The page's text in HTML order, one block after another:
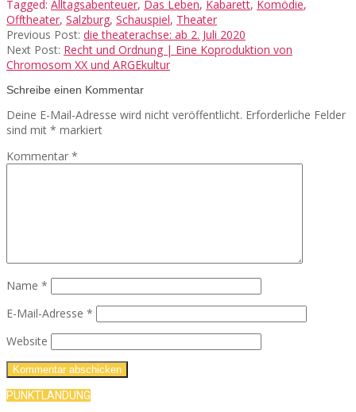
16
Tagged: Alltagsabenteuer, Das Leben, Kabarett, Komödie,
Offtheater, Salzburg, Schauspiel, Theater
Previous Post: die theaterachse: ab 2. Juli 2020
Next Post: Recht und Ordnung | Eine Koproduktion von
Chromosom XX und ARGEkultur
Schreibe einen Kommentar
Deine E-Mail-Adresse wird nicht veröffentlicht. Erforderliche Felder
sind mit * markiert
Kommentar *
Name *
E-Mail-Adresse *
Website
PUNKTLANDUNG